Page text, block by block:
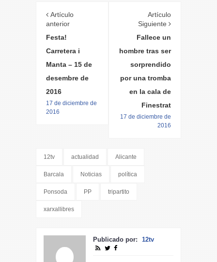
Artículo
anterior
Festa!
Carretera i
Manta – 15 de
desembre de
2016
17 de diciembre de
2016
Artículo
Siguiente
Fallece un
hombre tras ser
sorprendido
por una tromba
en la cala de
Finestrat
17 de diciembre de
2016
12tv actualidad Alicante
Barcala Noticias política
Ponsoda PP tripartito
xarxallibres
Publicado por: 12tv